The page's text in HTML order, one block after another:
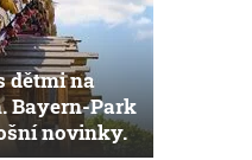
dětmi na
Bayern-Park
novinky.